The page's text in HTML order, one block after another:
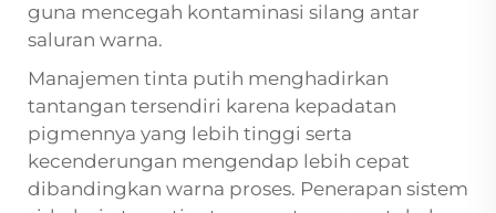
guna mencegah kontaminasi silang antar
saluran warna.
Manajemen tinta putih menghadirkan
tantangan tersendiri karena kepadatan
pigmennya yang lebih tinggi serta
kecenderungan mengendap lebih cepat
dibandingkan warna proses. Penerapan sistem